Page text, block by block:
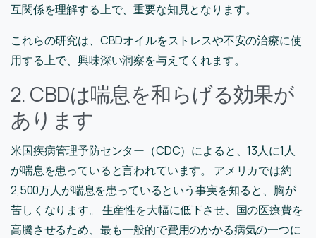
互関係を理解する上で、重要な知見となります。
これらの研究は、CBDオイルをストレスや不安の治療に使
用する上で、興味深い洞察を与えてくれます。
2. CBDは喘息を和らげる効果が
あります
米国疾病管理予防センター（CDC）によると、13人に1人
が喘息を患っていると言われています。 アメリカでは約
2,500万人が喘息を患っているという事実を知ると、胸が
苦しくなります。 生産性を大幅に低下させ、国の医療費を
高騰させるため、最も一般的で費用のかかる病気の一つに